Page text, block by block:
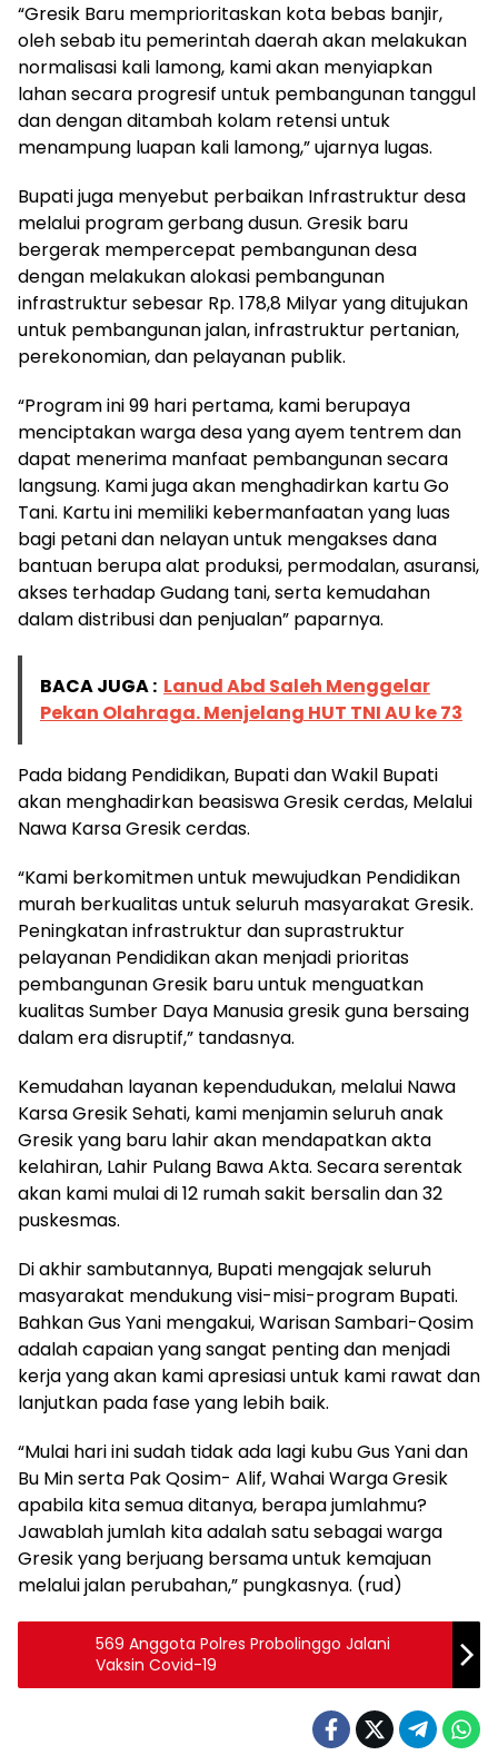
“Gresik Baru memprioritaskan kota bebas banjir,
oleh sebab itu pemerintah daerah akan melakukan
normalisasi kali lamong, kami akan menyiapkan
lahan secara progresif untuk pembangunan tanggul
dan dengan ditambah kolam retensi untuk
menampung luapan kali lamong,” ujarnya lugas.
Bupati juga menyebut perbaikan Infrastruktur desa
melalui program gerbang dusun. Gresik baru
bergerak mempercepat pembangunan desa
dengan melakukan alokasi pembangunan
infrastruktur sebesar Rp. 178,8 Milyar yang ditujukan
untuk pembangunan jalan, infrastruktur pertanian,
perekonomian, dan pelayanan publik.
“Program ini 99 hari pertama, kami berupaya
menciptakan warga desa yang ayem tentrem dan
dapat menerima manfaat pembangunan secara
langsung. Kami juga akan menghadirkan kartu Go
Tani. Kartu ini memiliki kebermanfaatan yang luas
bagi petani dan nelayan untuk mengakses dana
bantuan berupa alat produksi, permodalan, asuransi,
akses terhadap Gudang tani, serta kemudahan
dalam distribusi dan penjualan” paparnya.
BACA JUGA : Lanud Abd Saleh Menggelar
Pekan Olahraga. Menjelang HUT TNI AU ke 73
Pada bidang Pendidikan, Bupati dan Wakil Bupati
akan menghadirkan beasiswa Gresik cerdas, Melalui
Nawa Karsa Gresik cerdas.
“Kami berkomitmen untuk mewujudkan Pendidikan
murah berkualitas untuk seluruh masyarakat Gresik.
Peningkatan infrastruktur dan suprastruktur
pelayanan Pendidikan akan menjadi prioritas
pembangunan Gresik baru untuk menguatkan
kualitas Sumber Daya Manusia gresik guna bersaing
dalam era disruptif,” tandasnya.
Kemudahan layanan kependudukan, melalui Nawa
Karsa Gresik Sehati, kami menjamin seluruh anak
Gresik yang baru lahir akan mendapatkan akta
kelahiran, Lahir Pulang Bawa Akta. Secara serentak
akan kami mulai di 12 rumah sakit bersalin dan 32
puskesmas.
Di akhir sambutannya, Bupati mengajak seluruh
masyarakat mendukung visi-misi-program Bupati.
Bahkan Gus Yani mengakui, Warisan Sambari-Qosim
adalah capaian yang sangat penting dan menjadi
kerja yang akan kami apresiasi untuk kami rawat dan
lanjutkan pada fase yang lebih baik.
“Mulai hari ini sudah tidak ada lagi kubu Gus Yani dan
Bu Min serta Pak Qosim- Alif, Wahai Warga Gresik
apabila kita semua ditanya, berapa jumlahmu?
Jawablah jumlah kita adalah satu sebagai warga
Gresik yang berjuang bersama untuk kemajuan
melalui jalan perubahan,” pungkasnya. (rud)
569 Anggota Polres Probolinggo Jalani
Vaksin Covid-19